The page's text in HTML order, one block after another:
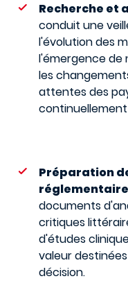
Recherche et
conduit une
l'évolution des
l'émergence de
les
attentes des
Préparation
réglementaire
documents
critiques
d'études
valeur
décision.